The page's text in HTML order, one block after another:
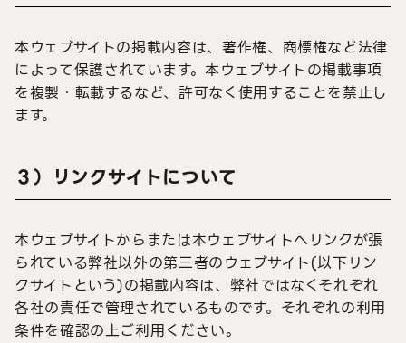
本ウェブサイトの掲載内容は、著作権、商標権など法律
によって保護されています。本ウェブサイトの掲載事項
を複製・転載するなど、許可なく使用することを禁止し
ます。
３）リンクサイトについて
本ウェブサイトからまたは本ウェブサイトへリンクが張
られている弊社以外の第三者のウェブサイト(以下リン
クサイトという)の掲載内容は、弊社ではなくそれぞれ
各社の責任で管理されているものです。それぞれの利用
条件を確認の上ご利用ください。